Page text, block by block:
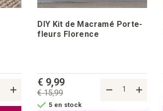
DIY Kit de Macramé Porte-
fleurs Florence
€ 15,99
€ 9,99
5 en stock